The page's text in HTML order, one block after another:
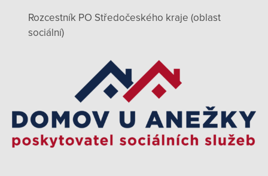
Rozcestník PO Středočeského kraje (oblast
sociální)